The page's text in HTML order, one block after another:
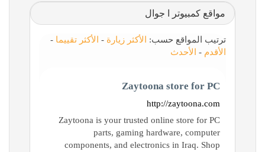
مواقع كمبيوتر ا جوال
ترتيب المواقع حسب: الأكثر زيارة - الأكثر تقييما -
الأقدم - الأحدث
Zaytoona store for PC
http://zaytoona.com
Zaytoona is your trusted online store for PC
parts, gaming hardware, computer
components, and electronics in Iraq. Shop